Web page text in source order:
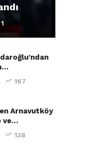
1
167
Arnavutköy
ve…
138